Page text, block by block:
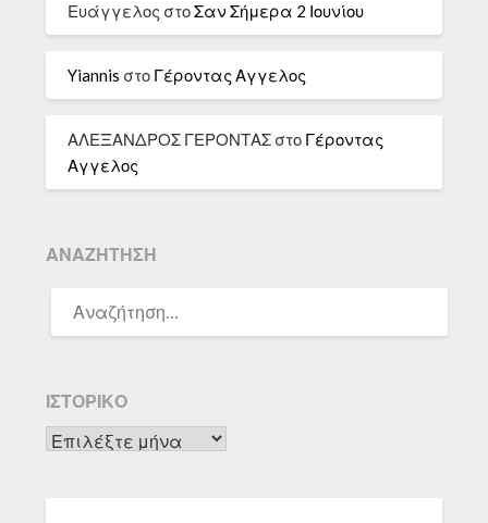
Ευάγγελος στοΣαν Σήμερα 2 Ιουνίου
Yiannis στο Γέροντας Αγγελος
ΑΛΕΞΑΝΔΡΟΣ ΓΕΡΟΝΤΑΣ στο Γέροντας
Αγγελος
ΑΝΑΖΉΤΗΣΗ
ΓΙΑ:
ΙΣΤΟΡΙΚΌ
Ιστορικό